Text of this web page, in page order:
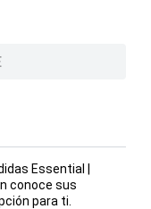
Essential |
conoce sus
para ti.